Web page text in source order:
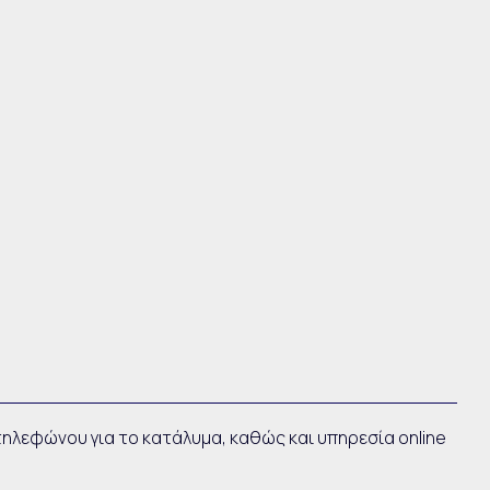
για το κατάλυμα, καθώς και υπηρεσία online